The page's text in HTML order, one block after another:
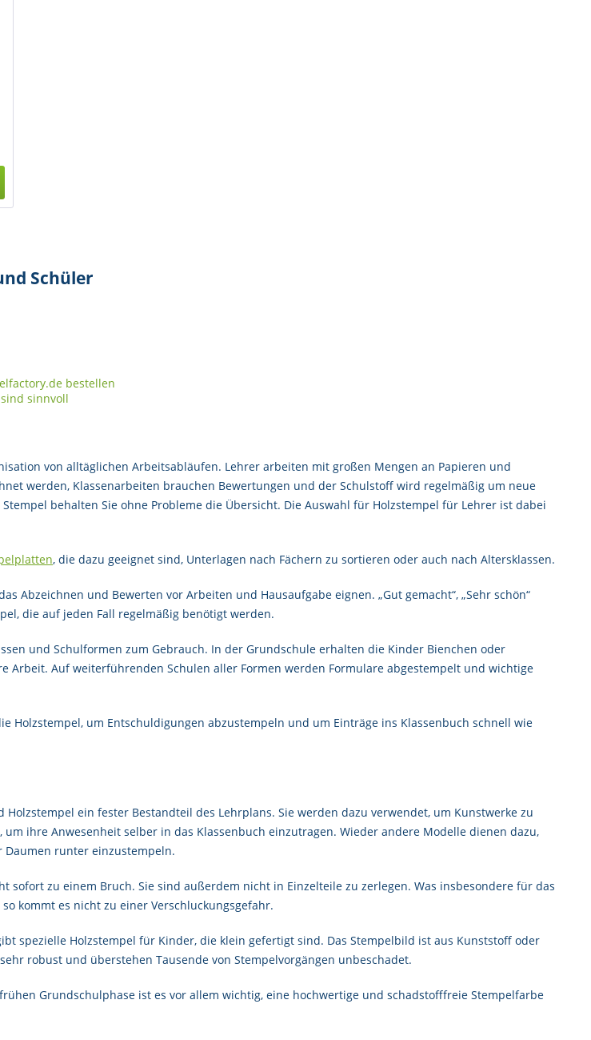
Schüler
bestellen
sinnvoll
von alltäglichen Arbeitsabläufen. Lehrer arbeiten mit großen Mengen an Papieren und
werden, Klassenarbeiten brauchen Bewertungen und der Schulstoff wird regelmäßig um neue
behalten Sie ohne Probleme die Übersicht. Die Auswahl für Holzstempel für Lehrer ist dabei
, die dazu geeignet sind, Unterlagen nach Fächern zu sortieren oder auch nach Altersklassen.
Abzeichnen und Bewerten vor Arbeiten und Hausaufgabe eignen. „Gut gemacht“, „Sehr schön“
die auf jeden Fall regelmäßig benötigt werden.
und Schulformen zum Gebrauch. In der Grundschule erhalten die Kinder Bienchen oder
Arbeit. Auf weiterführenden Schulen aller Formen werden Formulare abgestempelt und wichtige
Holzstempel, um Entschuldigungen abzustempeln und um Einträge ins Klassenbuch schnell wie
ein fester Bestandteil des Lehrplans. Sie werden dazu verwendet, um Kunstwerke zu
ihre Anwesenheit selber in das Klassenbuch einzutragen. Wieder andere Modelle dienen dazu,
Daumen runter einzustempeln.
sofort zu einem Bruch. Sie sind außerdem nicht in Einzelteile zu zerlegen. Was insbesondere für das
kommt es nicht zu einer Verschluckungsgefahr.
spezielle Holzstempel für Kinder, die klein gefertigt sind. Das Stempelbild ist aus Kunststoff oder
robust und überstehen Tausende von Stempelvorgängen unbeschadet.
Grundschulphase ist es vor allem wichtig, eine hochwertige und schadstofffreie Stempelfarbe